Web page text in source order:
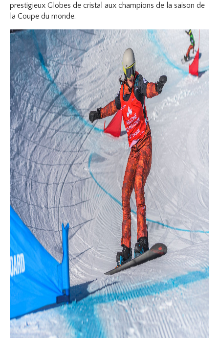
prestigieux Globes de cristal aux champions de la saison de
la Coupe du monde.